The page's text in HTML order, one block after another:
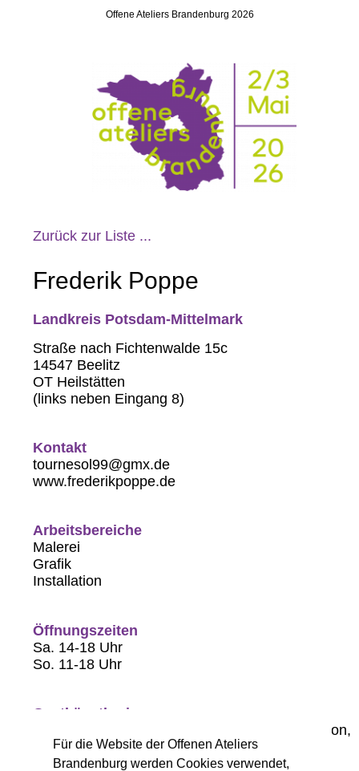
Offene Ateliers Brandenburg 2026
Zurück zur Liste ...
Frederik Poppe
Landkreis Potsdam-Mittelmark
Straße nach Fichtenwalde 15c
14547 Beelitz
OT Heilstätten
(links neben Eingang 8)
Kontakt
tournesol99@gmx.de
www.frederikpoppe.de
Arbeitsbereiche
Malerei
Grafik
Installation
Öffnungszeiten
Sa. 14-18 Uhr
So. 11-18 Uhr
Gastkünstler:innen
KOLLEKTIV LOST (Raum- und Soundinstallation,
Produktdesign)
Für die Website der Offenen Ateliers
Brandenburg werden Cookies verwendet,